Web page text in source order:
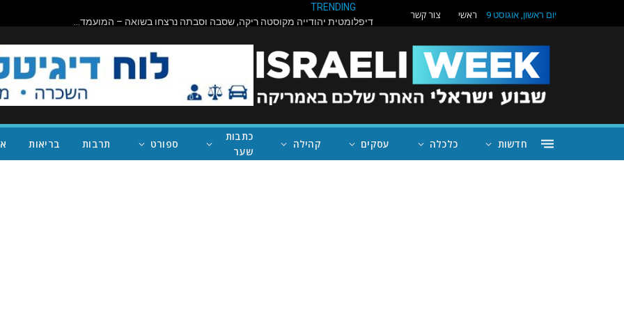
יום ראשון, אוגוסט 9 ראשי צור קשר
TRENDING
דיפלומטית יהודייה מקוסטה ריקה, שסבה וסבתה נרצחו בשואה – המועמדת מובילה למזכ"לית האו"ם הבאה
חדשות כלכלה עסקים קהילה
כתבות
שער
ספורט תרבות בריאות